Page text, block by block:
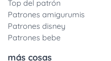
Top del patrón
Patrones amigurumis
Patrones disney
Patrones bebe
más cosas